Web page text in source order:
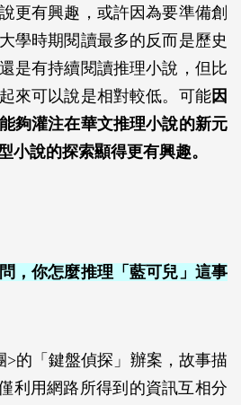
更有興趣，或許因為要準備創
學時期閱讀最多的反而是歷史
是有持續閱讀推理小說，但比
來可以說是相對較低。可能因
夠灌注在華文推理小說的新元
小說的探索顯得更有興趣。
，你怎麼推理「藍可兒」這事
>的「鍵盤偵探」辦案，故事描
利用網路所得到的資訊互相分